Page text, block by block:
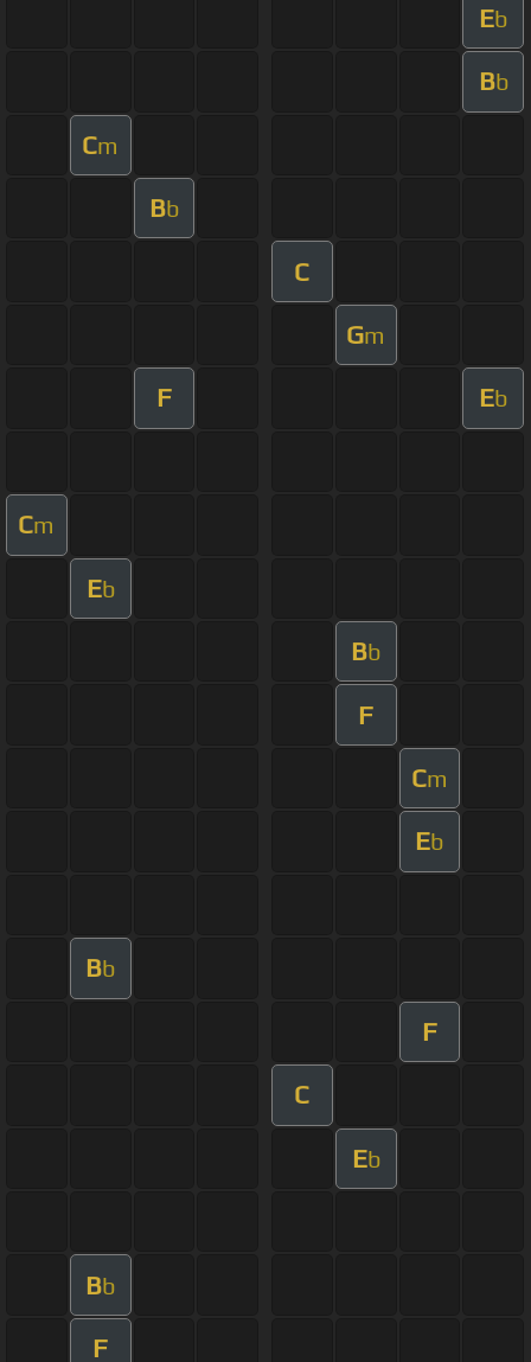
Eb
Bb
Cm
Bb
C
Gm
F Eb
Cm
Eb
Bb
F
Cm
Eb
Bb
F
C
Eb
Bb
F